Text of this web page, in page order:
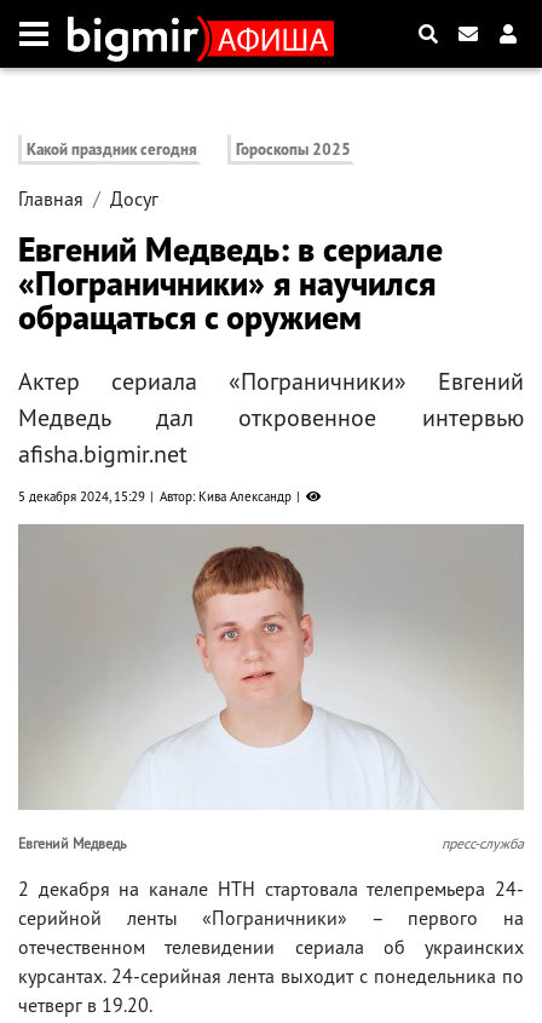
Какой праздник сегодня Гороскопы 2025
Главная Досуг
Евгений Медведь: в сериале
«Пограничники» я научился
обращаться с оружием
Актер сериала «Пограничники» Евгений
Медведь дал откровенное интервью
afisha.bigmir.net
5 декабря 2024, 15:29 Автор: Кива Александр
Евгений Медведь пресс-служба
2 декабря на канале НТН стартовала телепремьера 24-
серийной ленты «Пограничники» – первого на
отечественном телевидении сериала об украинских
курсантах. 24-серийная лента выходит с понедельника по
четверг в 19.20.